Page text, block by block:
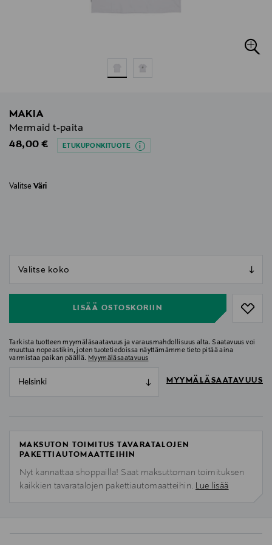
MAKIA
Mermaid t-paita
Original Price
48,00 € ETUKUPONKITUOTE
Valitse Väri
LISÄÄ OSTOSKORIIN
Tarkista tuotteen myymäläsaatavuus ja varausmahdollisuus alta. Saatavuus voi
muuttua nopeastikin, joten tuotetiedoissa näyttämämme tieto pitää aina
varmistaa paikan päällä. Myymäläsaatavuus
Helsinki MYYMÄLÄSAATAVUUS
MAKSUTON TOIMITUS TAVARATALOJEN
PAKETTIAUTOMAATTEIHIN
Nyt kannattaa shoppailla! Saat maksuttoman toimituksen
kaikkien tavaratalojen pakettiautomaatteihin. Lue lisää